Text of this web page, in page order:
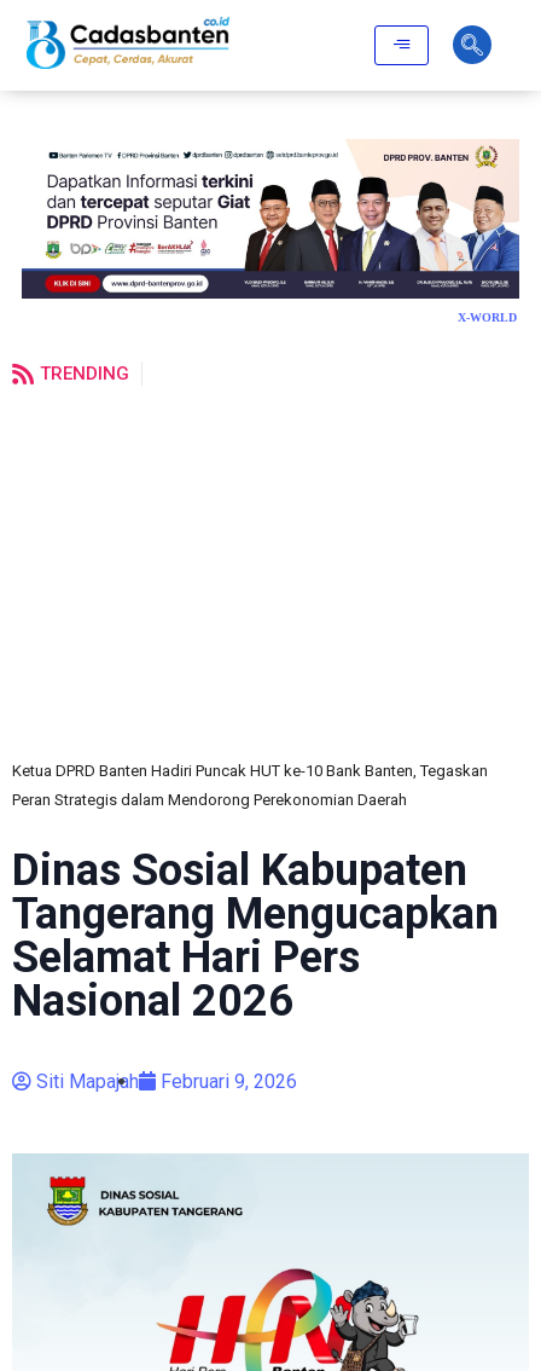
X-WORLD
TRENDING
Ketua DPRD Banten Hadiri Puncak HUT ke-10 Bank Banten, Tegaskan
Peran Strategis dalam Mendorong Perekonomian Daerah
Dinas Sosial Kabupaten
Tangerang Mengucapkan
Selamat Hari Pers
Nasional 2026
Siti Mapajah Februari 9, 2026